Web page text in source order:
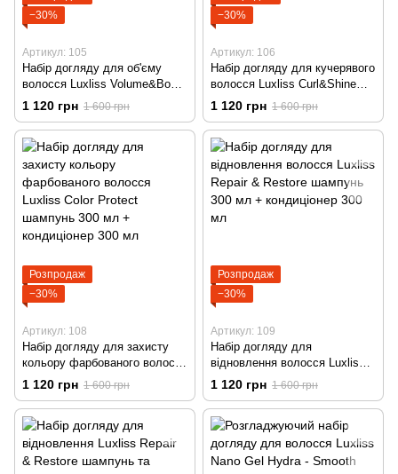
−30%
Артикул: 105
Набір догляду для об'єму
волосся Luxliss Volume&Boost
шампунь 300 мл +
кондиціонер 300 мл
1 120 грн 1 600 грн
−30%
Артикул: 106
Набір догляду для кучерявого
волосся Luxliss Curl&Shine
шампунь 300 мл +
кондиціонер 300 мл
1 120 грн 1 600 грн
Розпродаж
−30%
Артикул: 108
Набір догляду для захисту
кольору фарбованого волосся
Luxliss Color Protect шампунь
300 мл + кондиціонер 300 мл
1 120 грн 1 600 грн
Розпродаж
−30%
Артикул: 109
Набір догляду для
відновлення волосся Luxliss
Repair & Restore шампунь 300
мл + кондиціонер 300 мл
1 120 грн 1 600 грн